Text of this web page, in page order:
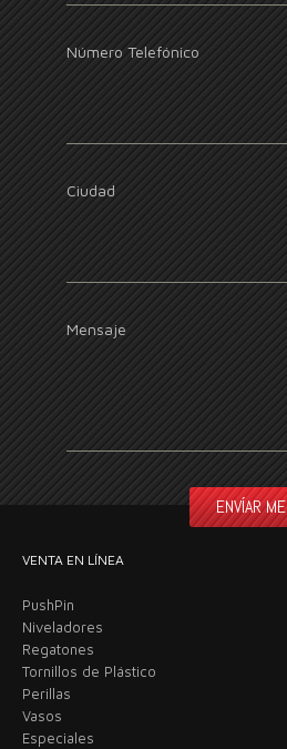
Número Telefónico
Ciudad
Mensaje
VENTA EN LÍNEA
PushPin
Niveladores
Regatones
Tornillos de Plástico
Perillas
Vasos
Especiales